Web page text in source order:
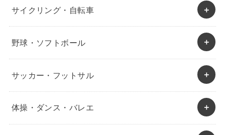
サイクリング・自転車
野球・ソフトボール
サッカー・フットサル
体操・ダンス・バレエ